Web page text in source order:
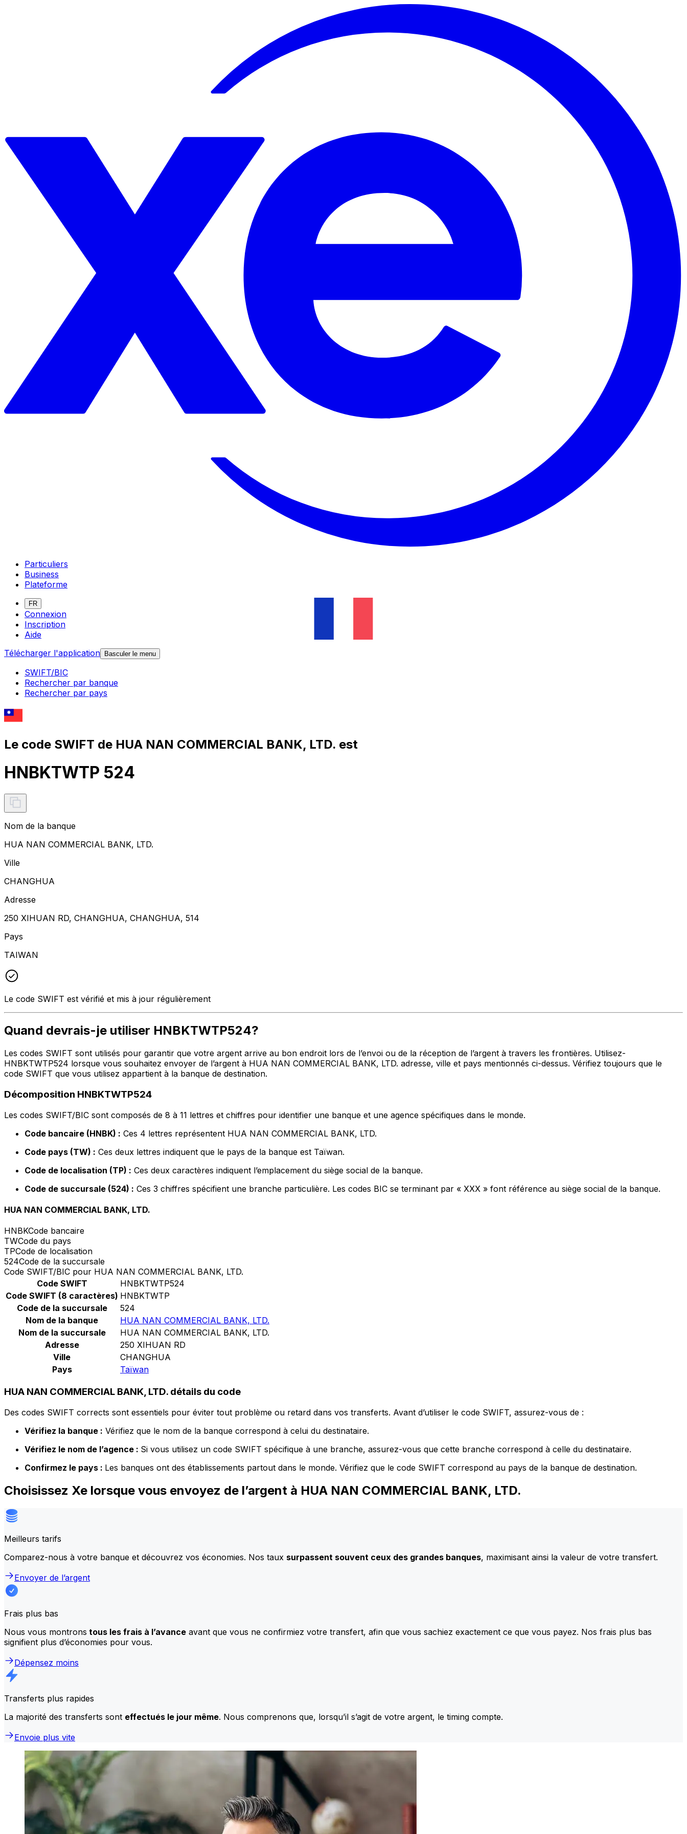
Particuliers
Business
Plateforme
FR
Connexion
Inscription
Aide
Télécharger l'application Basculer le menu
SWIFT/BIC
Rechercher par banque
Rechercher par pays
Le code SWIFT de HUA NAN COMMERCIAL BANK, LTD. est
HNBKTWTP 524
Nom de la banque
HUA NAN COMMERCIAL BANK, LTD.
Ville
CHANGHUA
Adresse
250 XIHUAN RD, CHANGHUA, CHANGHUA, 514
Pays
TAIWAN
Le code SWIFT est vérifié et mis à jour régulièrement
Quand devrais-je utiliser HNBKTWTP524?
Les codes SWIFT sont utilisés pour garantir que votre argent arrive au bon endroit lors de l’envoi ou de la réception de l’argent à travers les frontières. Utilisez-
HNBKTWTP524 lorsque vous souhaitez envoyer de l’argent à HUA NAN COMMERCIAL BANK, LTD. adresse, ville et pays mentionnés ci-dessus. Vérifiez toujours que le
code SWIFT que vous utilisez appartient à la banque de destination.
Décomposition HNBKTWTP524
Les codes SWIFT/BIC sont composés de 8 à 11 lettres et chiffres pour identifier une banque et une agence spécifiques dans le monde.
Code bancaire (HNBK) : Ces 4 lettres représentent HUA NAN COMMERCIAL BANK, LTD.
Code pays (TW) : Ces deux lettres indiquent que le pays de la banque est Taïwan.
Code de localisation (TP) : Ces deux caractères indiquent l’emplacement du siège social de la banque.
Code de succursale (524) : Ces 3 chiffres spécifient une branche particulière. Les codes BIC se terminant par « XXX » font référence au siège social de la banque.
HUA NAN COMMERCIAL BANK, LTD.
HNBKCode bancaire
TWCode du pays
TPCode de localisation
524Code de la succursale
Code SWIFT/BIC pour HUA NAN COMMERCIAL BANK, LTD.
Code SWIFT
HNBKTWTP524
Code SWIFT (8 caractères) HNBKTWTP
Code de la succursale
524
Nom de la banque
HUA NAN COMMERCIAL BANK, LTD.
Nom de la succursale
HUA NAN COMMERCIAL BANK, LTD.
Adresse
250 XIHUAN RD
Ville
CHANGHUA
Pays
Taïwan
HUA NAN COMMERCIAL BANK, LTD. détails du code
Des codes SWIFT corrects sont essentiels pour éviter tout problème ou retard dans vos transferts. Avant d’utiliser le code SWIFT, assurez-vous de :
Vérifiez la banque : Vérifiez que le nom de la banque correspond à celui du destinataire.
Vérifiez le nom de l’agence : Si vous utilisez un code SWIFT spécifique à une branche, assurez-vous que cette branche correspond à celle du destinataire.
Confirmez le pays : Les banques ont des établissements partout dans le monde. Vérifiez que le code SWIFT correspond au pays de la banque de destination.
Choisissez Xe lorsque vous envoyez de l’argent à HUA NAN COMMERCIAL BANK, LTD.
Meilleurs tarifs
Comparez-nous à votre banque et découvrez vos économies. Nos taux surpassent souvent ceux des grandes banques, maximisant ainsi la valeur de votre transfert.
Envoyer de l’argent
Frais plus bas
Nous vous montrons tous les frais à l’avance avant que vous ne confirmiez votre transfert, afin que vous sachiez exactement ce que vous payez. Nos frais plus bas
signifient plus d’économies pour vous.
Dépensez moins
Transferts plus rapides
La majorité des transferts sont effectués le jour même. Nous comprenons que, lorsqu’il s’agit de votre argent, le timing compte.
Envoie plus vite